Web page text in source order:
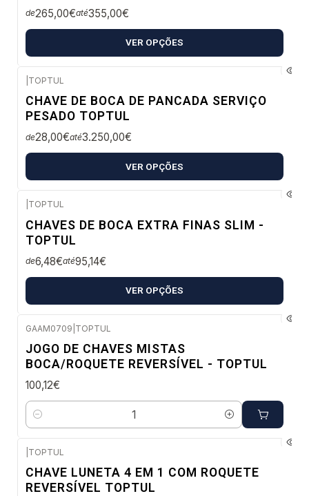
de265,00€até355,00€
VER OPÇÕES
TOPTUL
CHAVE DE BOCA DE PANCADA SERVIÇO
PESADO TOPTUL
de28,00€até3.250,00€
VER OPÇÕES
TOPTUL
CHAVES DE BOCA EXTRA FINAS SLIM -
TOPTUL
de6,48€até95,14€
VER OPÇÕES
GAAM0709 TOPTUL
JOGO DE CHAVES MISTAS
BOCA/ROQUETE REVERSÍVEL - TOPTUL
100,12€
Quantidade
TOPTUL
CHAVE LUNETA 4 EM 1 COM ROQUETE
REVERSÍVEL TOPTUL